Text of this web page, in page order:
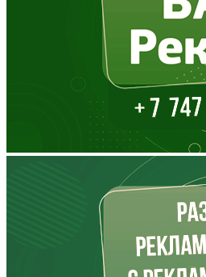
Дагестан
Еврейская
Запорожская
Ивановская
Иркутская
Кабардино-
Калининградская